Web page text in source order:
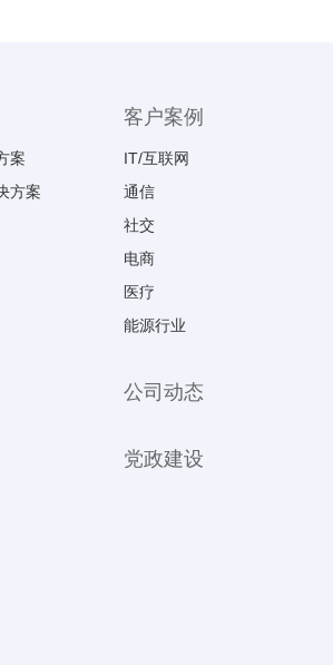
案
方案
客户案例
IT/互联网
通信
社交
电商
医疗
能源行业
公司动态
党政建设